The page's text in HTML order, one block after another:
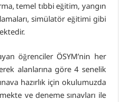
temel tıbbi eğitim, yangın
simülatör eğitimi gibi
öğrenciler ÖSYM’nin her
alanlarına göre 4 senelik
hazırlık için okulumuzda
ve deneme sınavları ile